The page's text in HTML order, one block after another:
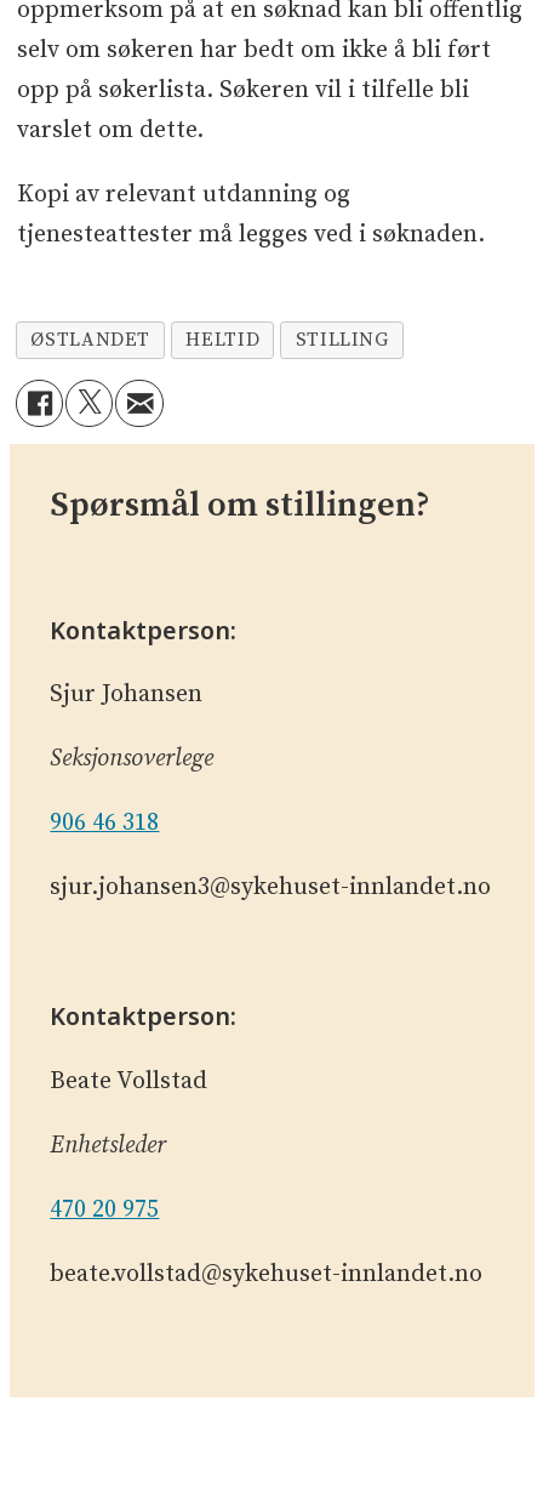
oppmerksom på at en søknad kan bli offentlig
selv om søkeren har bedt om ikke å bli ført
opp på søkerlista. Søkeren vil i tilfelle bli
varslet om dette.
Kopi av relevant utdanning og
tjenesteattester må legges ved i søknaden.
ØSTLANDET HELTID STILLING
Spørsmål om stillingen?
Kontaktperson:
Sjur Johansen
Seksjonsoverlege
906 46 318
sjur.johansen3@sykehuset-innlandet.no
Kontaktperson:
Beate Vollstad
Enhetsleder
470 20 975
beate.vollstad@sykehuset-innlandet.no